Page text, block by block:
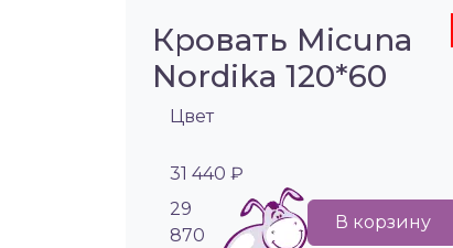
Кровать Micuna
Nordika 120*60
Цвет
31 440 ₽
29
870
В корзину